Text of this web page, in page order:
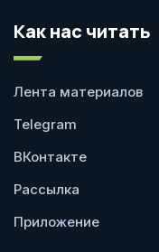
Как нас читать
Лента материалов
Telegram
ВКонтакте
Рассылка
Приложение